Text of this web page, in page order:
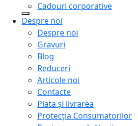
Cadouri corporative
Despre noi
Despre noi
Gravuri
Blog
Reduceri
Articole noi
Contacte
Plata și livrarea
Protecţia Consumatorilor